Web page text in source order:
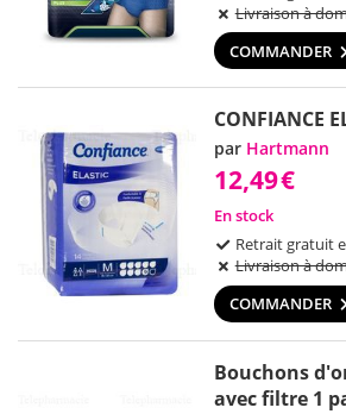
Livraison à
COMMANDER
CONFIANCE
par Hartmann
12,49€
En stock
Retrait gratuit
Livraison à
COMMANDER
Bouchons
avec filtre 1